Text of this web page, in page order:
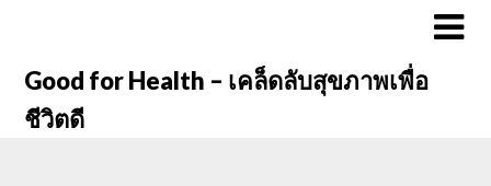
Good for Health – เคล็ดลับสุขภาพเพื่อ
ชีวิตดี